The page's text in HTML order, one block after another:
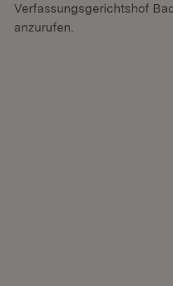
Verfassungsgerichtshof
anzurufen.